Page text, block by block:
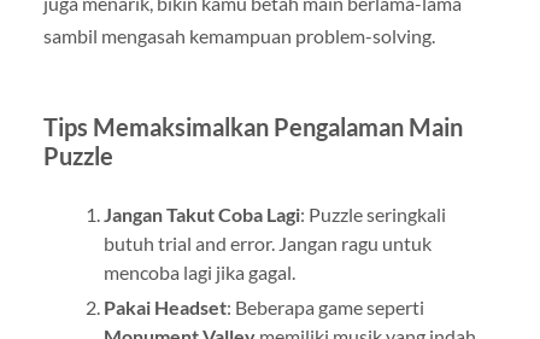
sambil mengasah kemampuan problem-solving.
Tips Memaksimalkan Pengalaman Main
Puzzle
Jangan Takut Coba Lagi: Puzzle seringkali
butuh trial and error. Jangan ragu untuk
mencoba lagi jika gagal.
Pakai Headset: Beberapa game seperti